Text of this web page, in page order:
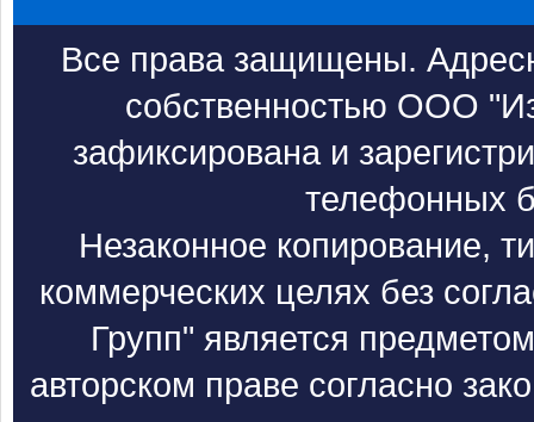
Все права защищены.
собственностью ООО
зафиксирована и
телефонных
Незаконное копирование,
коммерческих целях без
Групп" является
авторском праве согласно